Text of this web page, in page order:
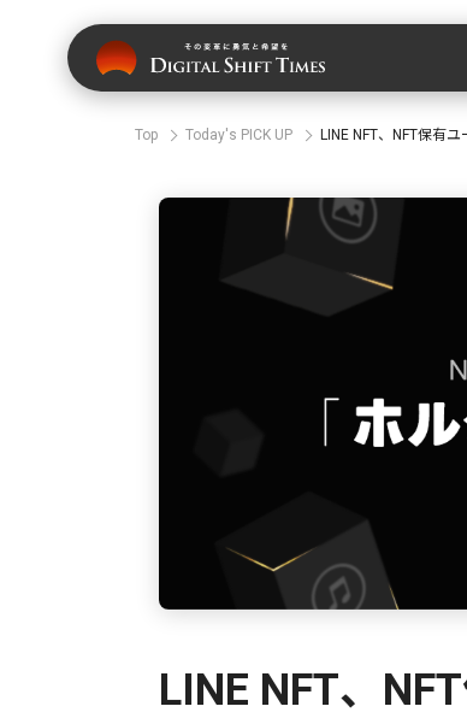
Top Today's PICK UP LINE NFT、NFT保有
LINE NFT、